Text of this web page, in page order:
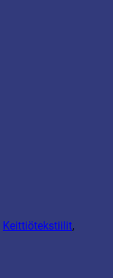
Keittiötekstiilit,